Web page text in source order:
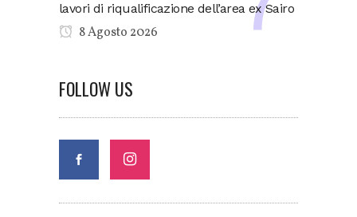
lavori di riqualificazione dell’area ex Sairo
8 Agosto 2026
FOLLOW US